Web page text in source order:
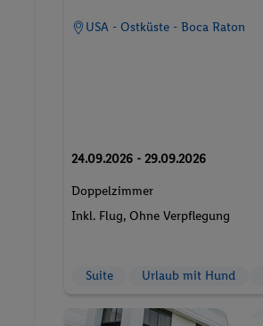
USA - Ostküste - Boca Raton
24.09.2026 - 29.09.2026
Doppelzimmer
Inkl. Flug, Ohne Verpflegung
Suite Urlaub mit Hund